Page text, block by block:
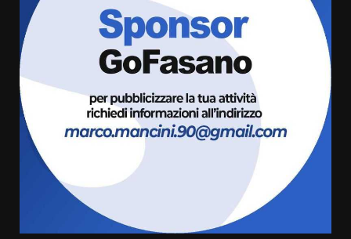
Fasanese ferito a colpi di arma
da fuoco
6 Agosto 2026 18:13
Carta d’identità: continua il piano
di aperture straordinarie del
Comune di Fasano